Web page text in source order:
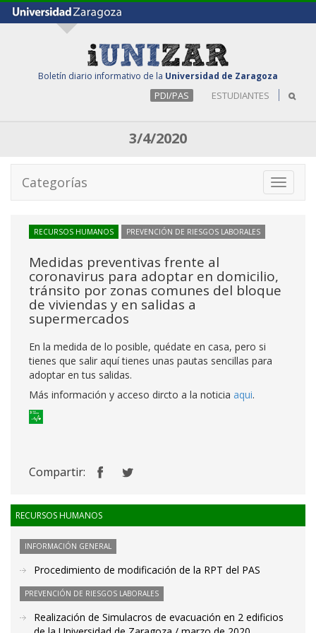
Boletín diario informativo de la Universidad de Zaragoza
PDI/PAS ESTUDIANTES
3/4/2020
Toggle
Categorías
RECURSOS HUMANOS PREVENCIÓN DE RIESGOS LABORALES
Medidas preventivas frente al
coronavirus para adoptar en domicilio,
tránsito por zonas comunes del bloque
de viviendas y en salidas a
supermercados
En la medida de lo posible, quédate en casa, pero si
tienes que salir aquí tienes unas pautas sencillas para
adoptar en tus salidas.
Más información y acceso dircto a la noticia aqui.
Compartir:
RECURSOS HUMANOS
INFORMACIÓN GENERAL
Procedimiento de modificación de la RPT del PAS
PREVENCIÓN DE RIESGOS LABORALES
Realización de Simulacros de evacuación en 2 edificios